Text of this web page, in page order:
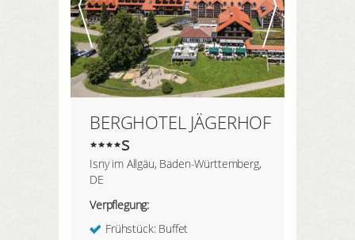
BERGHOTEL JÄGERHOF
s
Isny im Allgäu, Baden-Württemberg,
DE
Verpflegung:
Frühstück: Buffet